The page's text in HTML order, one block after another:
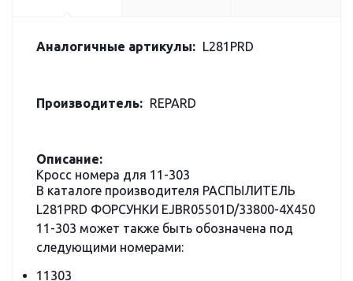
Аналогичные артикулы: L281PRD
Производитель: REPARD
Описание:
Кросс номера для 11-303
В каталоге производителя РАСПЫЛИТЕЛЬ
L281PRD ФОРСУНКИ EJBR05501D/33800-4X450
11-303 может также быть обозначена под
следующими номерами:
11303